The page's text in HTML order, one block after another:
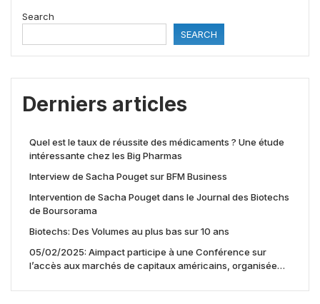
Search
SEARCH
Derniers articles
Quel est le taux de réussite des médicaments ? Une étude
intéressante chez les Big Pharmas
Interview de Sacha Pouget sur BFM Business
Intervention de Sacha Pouget dans le Journal des Biotechs
de Boursorama
Biotechs: Des Volumes au plus bas sur 10 ans
05/02/2025: Aimpact participe à une Conférence sur
l’accès aux marchés de capitaux américains, organisée